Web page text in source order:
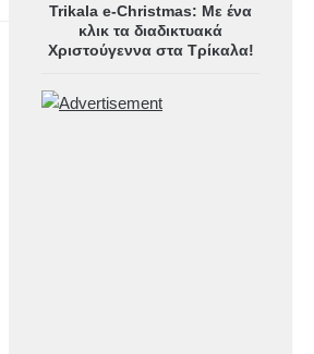
Trikala e-Christmas: Με ένα
κλικ τα διαδικτυακά
Χριστούγεννα στα Τρίκαλα!